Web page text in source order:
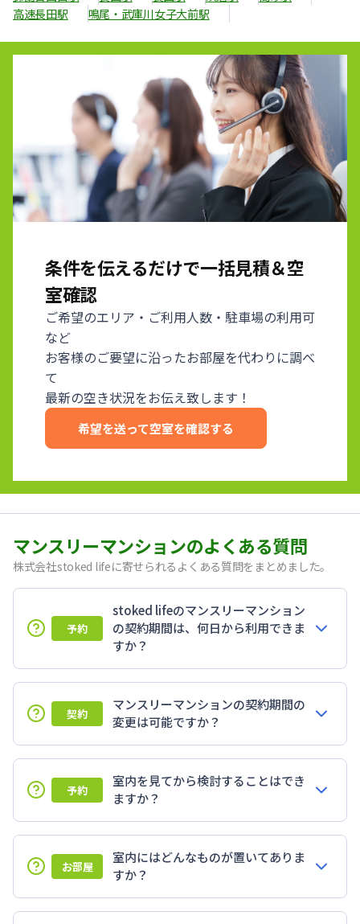
高速長田駅
鳴尾・武庫川女子大前駅
条件を伝えるだけで一括見積＆空
室確認
ご希望のエリア・ご利用人数・駐車場の利用可
など
お客様のご要望に沿ったお部屋を代わりに調べ
て
最新の空き状況をお伝え致します！
希望を送って空室を確認する
マンスリーマンションのよくある質問
株式会社stoked lifeに寄せられるよくある質問をまとめました。
予約
stoked lifeのマンスリーマンション
の契約期間は、何日から利用できま
すか？
契約
マンスリーマンションの契約期間の
変更は可能ですか？
予約
室内を見てから検討することはでき
ますか？
お部屋
室内にはどんなものが置いてありま
すか？